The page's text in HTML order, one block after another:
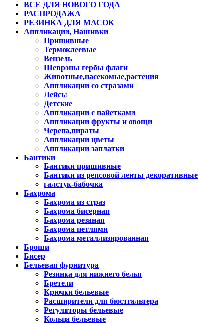
ВСЕ ДЛЯ НОВОГО ГОДА
РАСПРОДАЖА
РЕЗИНКА ДЛЯ МАСОК
Аппликации, Нашивки
Пришивные
Термоклеевые
Вензель
Шевроны гербы флаги
Животные,насекомые,растения
Аппликации со стразами
Лейсы
Детские
Аппликации с пайетками
Аппликации фрукты и овощи
Черепа,пираты
Аппликации цветы
Аппликации заплатки
Бантики
Бантики пришивные
Бантики из репсовой ленты декоративные
галстук-бабочка
Бахрома
Бахрома из страз
Бахрома бисерная
Бахрома резаная
Бахрома петлями
Бахрома металлизированная
Броши
Бисер
Бельевая фурнитура
Резинка для нижнего белья
Бретели
Крючки бельевые
Расширители для бюстгальтера
Регуляторы бельевые
Кольца бельевые